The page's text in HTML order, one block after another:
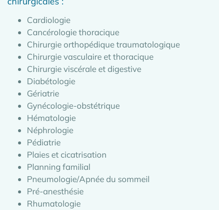
Cardiologie​
Cancérologie thoracique ​
Chirurgie orthopédique traumatologique​
Chirurgie vasculaire et thoracique ​
Chirurgie viscérale et digestive​
Diabétologie​
Gériatrie​
Gynécologie-obstétrique​
Hématologie​
Néphrologie​
Pédiatrie ​
Plaies et cicatrisation ​
Planning familial​
Pneumologie/Apnée du sommeil ​
Pré-anesthésie​
Rhumatologie​